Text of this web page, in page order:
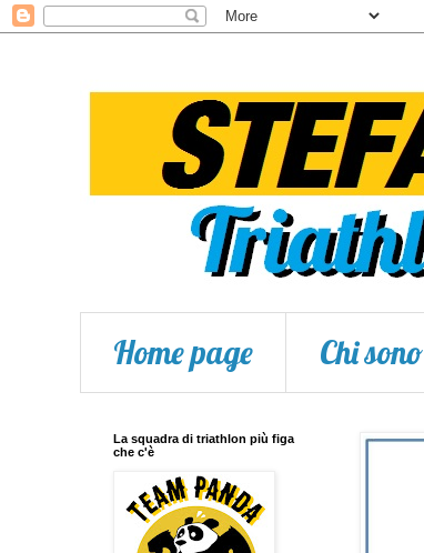
Home page Chi sono
La squadra di triathlon più figa
che c'è